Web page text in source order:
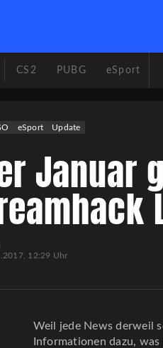
CS2 PUBG eSport
eSport Update
Januar
12:29 Uhr
Weil jede News derweil
Informationen dazu,